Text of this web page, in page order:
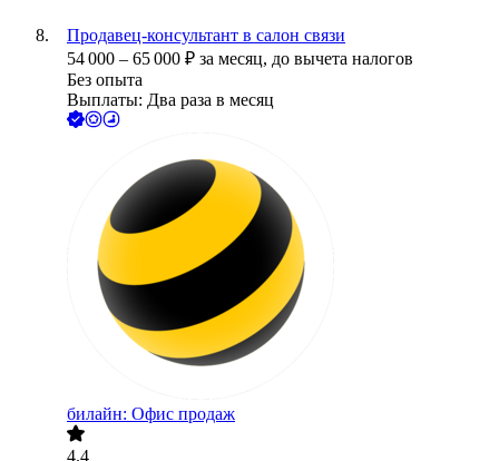
Продавец-консультант в салон связи
54 000 – 65 000 ₽ за месяц, до вычета налогов
Без опыта
Выплаты: Два раза в месяц
билайн: Офис продаж
4.4